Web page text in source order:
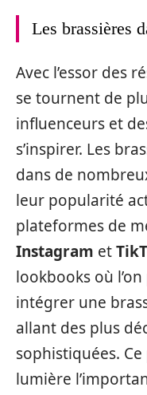
Les brassières
Avec l’essor des
se tournent de
influenceurs et
s’inspirer. Les
dans de
leur popularité
plateformes de
Instagram et
lookbooks où
intégrer une
allant des plus
sophistiquées.
lumière